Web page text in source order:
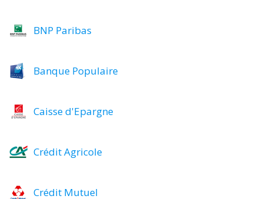
BNP Paribas
Banque Populaire
Caisse d'Epargne
Crédit Agricole
Crédit Mutuel